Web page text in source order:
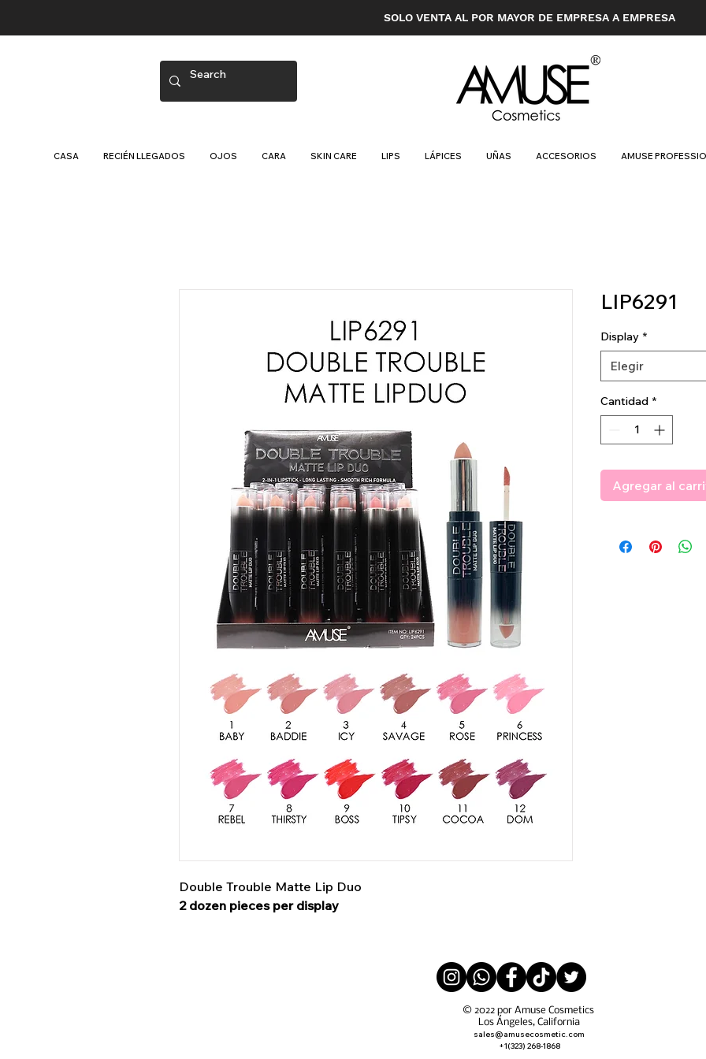
SOLO VENTA AL POR MAYOR DE EMPRESA A EMPRESA
CASA RECIÉN LLEGADOS OJOS CARA SKIN CARE LIPS LÁPICES UÑAS ACCESORIOS AMUSE
Double Trouble Matte Lip Duo
2 dozen pieces per display
LIP6291
Display *
Elegir
Cantidad *
Agregar al
© 2022 por Amuse Cosmetics
Los Ángeles, California
sales@amusecosmetic.com
+1(323) 268-1868